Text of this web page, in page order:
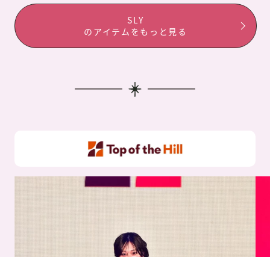
SLY
のアイテムをもっと見る